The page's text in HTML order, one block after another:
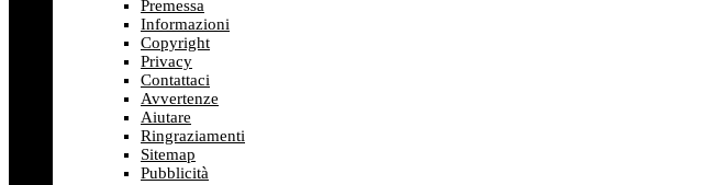
Premessa
Informazioni
Copyright
Privacy
Contattaci
Avvertenze
Aiutare
Ringraziamenti
Sitemap
Pubblicità